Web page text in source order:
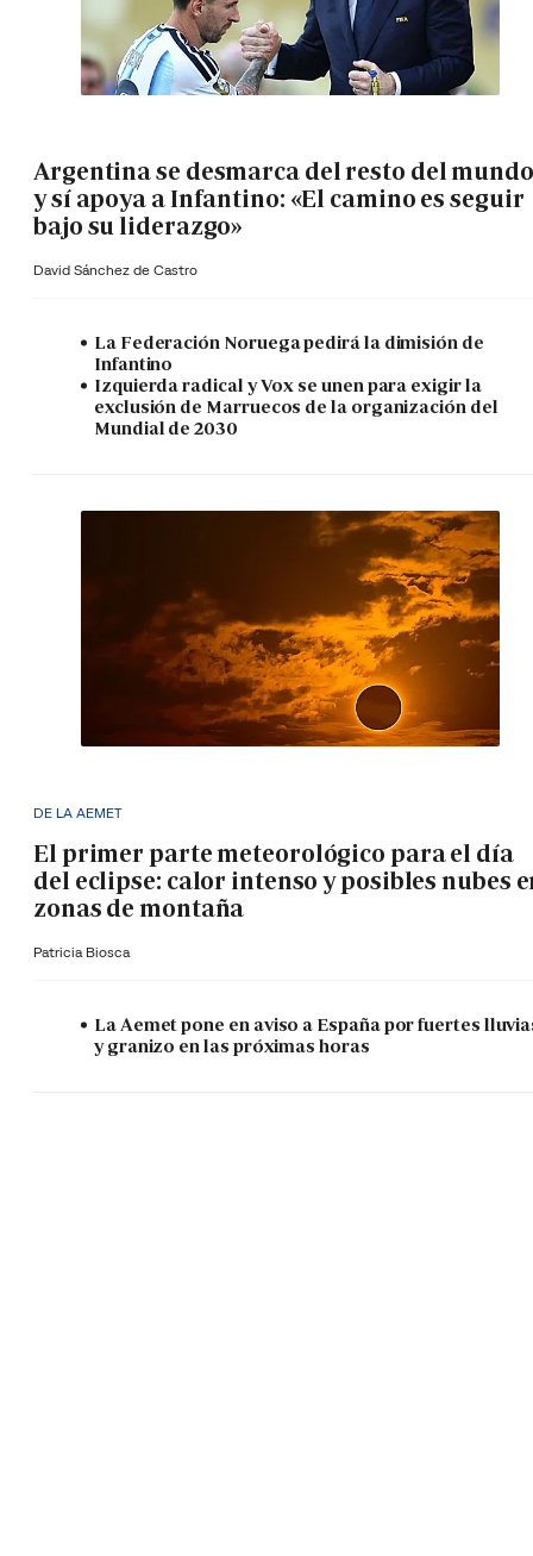
Argentina se desmarca del resto del mundo
y sí apoya a Infantino: «El camino es seguir
bajo su liderazgo»
David Sánchez de Castro
La Federación Noruega pedirá la dimisión de
Infantino
Izquierda radical y Vox se unen para exigir la
exclusión de Marruecos de la organización del
Mundial de 2030
DE LA AEMET
El primer parte meteorológico para el día
del eclipse: calor intenso y posibles nubes
zonas de montaña
Patricia Biosca
La Aemet pone en aviso a España por fuertes
y granizo en las próximas horas